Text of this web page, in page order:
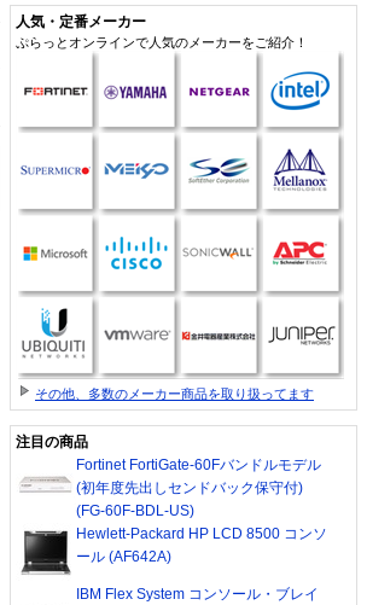
人気・定番メーカー
ぷらっとオンラインで人気のメーカーをご紹介！
その他、多数のメーカー商品を取り扱ってます
注目の商品
Fortinet FortiGate-60Fバンドルモデル
(初年度先出しセンドバック保守付)
(FG-60F-BDL-US)
Hewlett-Packard HP LCD 8500 コンソ
ール (AF642A)
IBM Flex System コンソール・ブレイ